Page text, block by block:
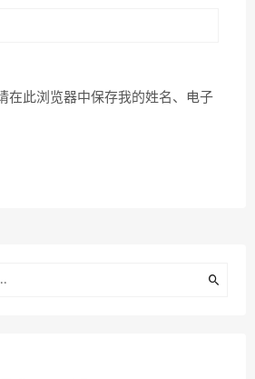
在此浏览器中保存我的姓名、电子